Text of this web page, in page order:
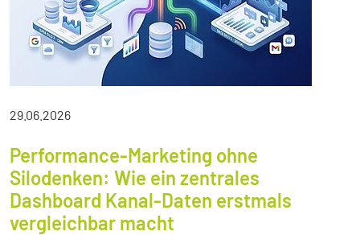
29.06.2026
Performance-Marketing ohne
Silodenken: Wie ein zentrales
Dashboard Kanal-Daten erstmals
vergleichbar macht